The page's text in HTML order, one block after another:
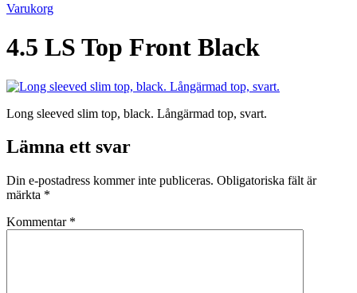
Varukorg
4.5 LS Top Front Black
Long sleeved slim top, black. Långärmad top, svart.
Lämna ett svar
Din e-postadress kommer inte publiceras. Obligatoriska fält är
märkta *
Kommentar *